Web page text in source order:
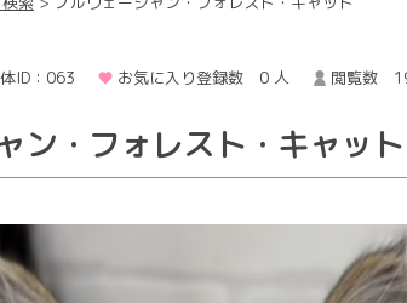
ID：063 お気に入り登録数 0 人 閲覧数
ン・フォレスト・キャッ